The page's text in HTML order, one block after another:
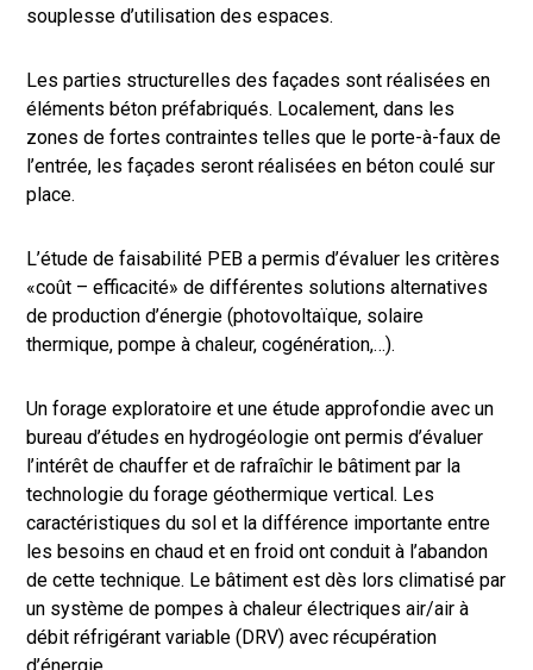
souplesse d’utilisation des espaces.
Les parties structurelles des façades sont réalisées en
éléments béton préfabriqués. Localement, dans les
zones de fortes contraintes telles que le porte-à-faux de
l’entrée, les façades seront réalisées en béton coulé sur
place.
L’étude de faisabilité PEB a permis d’évaluer les critères
«coût – efficacité» de différentes solutions alternatives
de production d’énergie (photovoltaïque, solaire
thermique, pompe à chaleur, cogénération,…).
Un forage exploratoire et une étude approfondie avec un
bureau d’études en hydrogéologie ont permis d’évaluer
l’intérêt de chauffer et de rafraîchir le bâtiment par la
technologie du forage géothermique vertical. Les
caractéristiques du sol et la différence importante entre
les besoins en chaud et en froid ont conduit à l’abandon
de cette technique. Le bâtiment est dès lors climatisé par
un système de pompes à chaleur électriques air/air à
débit réfrigérant variable (DRV) avec récupération